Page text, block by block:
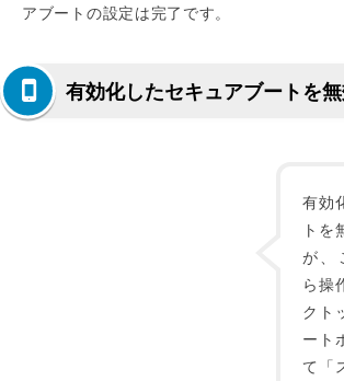
アブートの設定は完了です。
有効化したセキュアブートを
有効
トを
が、
ら操
クト
ート
て「